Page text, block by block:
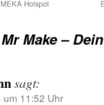
Hotspot
Mr Make –
sagt:
11:52 Uhr